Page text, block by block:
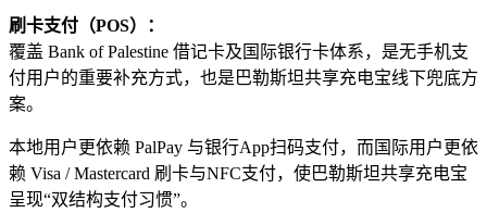
刷卡支付（POS）：
覆盖 Bank of Palestine 借记卡及国际银行卡体系，是无手机支
付用户的重要补充方式，也是巴勒斯坦共享充电宝线下兜底方
案。
本地用户更依赖 PalPay 与银行App扫码支付，而国际用户更依
赖 Visa / Mastercard 刷卡与NFC支付，使巴勒斯坦共享充电宝
呈现“双结构支付习惯”。